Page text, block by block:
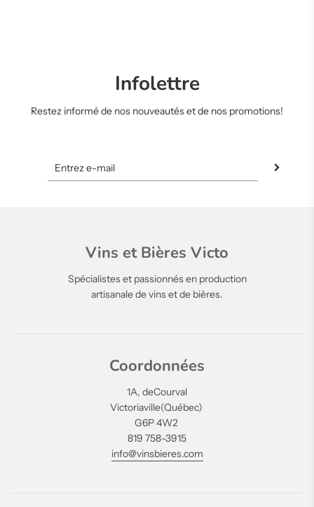
Infolettre
Restez informé de nos nouveautés et de nos promotions!
Vins et Bières Victo
Spécialistes et passionnés en production
artisanale de vins et de bières.
Coordonnées
1A, deCourval
Victoriaville(Québec)
G6P 4W2
819 758-3915
info@vinsbieres.com